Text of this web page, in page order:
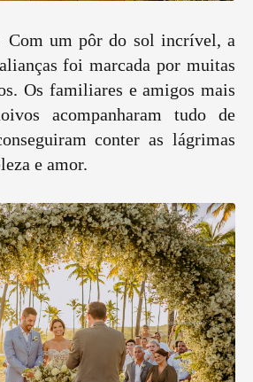
Com um pôr do sol incrível, a
foi marcada por muitas
Os familiares e amigos mais
acompanharam tudo de
conter as lágrimas
e amor.